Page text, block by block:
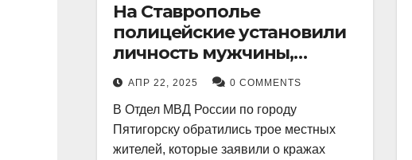
На Ставрополье
полицейские установили
личность мужчины,
причастного к кражам
имущества из квартир в
Пятигорске
АПР 22, 2025 0 COMMENTS
В Отдел МВД России по городу
Пятигорску обратились трое местных
жителей, которые заявили о кражах